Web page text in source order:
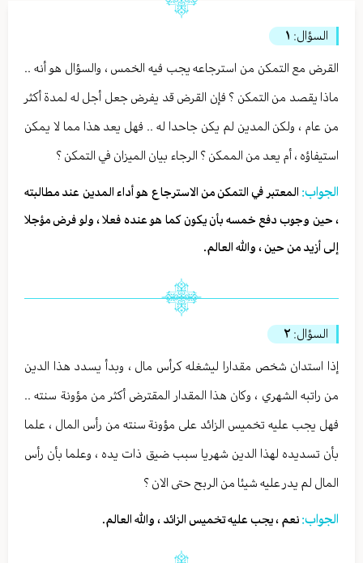
السؤال: ١
القرض مع التمكن من استرجاعه يجب فيه الخمس ، والسؤال هو أنه ..
ماذا يقصد من التمكن ؟ فإن القرض قد يفرض جعل أجل له لمدة أكثر
من عام ، ولكن المدين لم يكن جاحدا له .. فهل يعد هذا مما لا يمكن
استيفاؤه ، أم يعد من الممكن ؟ الرجاء بيان الميزان في التمكن ؟
الجواب: المعتبر في التمكن من الاسترجاع هو أداء المدين عند مطالبته
، حين وجوب دفع خمسه بأن يكون كما هو عنده فعلا ، ولو فرض مؤجلا
إلى أزيد من حين ، والله العالم.
السؤال: ٢
إذا استدان شخص مقدارا ليشغله كرأس مال ، وبدأ يسدد هذا الدين
من راتبه الشهري ، وكان هذا المقدار المقترض أكثر من مؤونة سنته ..
فهل يجب عليه تخميس الزائد على مؤونة سنته من رأس المال ، علما
بأن تسديده لهذا الدين شهريا سبب ضيق ذات يده ، وعلما بأن رأس
المال لم يدر عليه شيئا من الربح حتى الان ؟
الجواب: نعم ، يجب عليه تخميس الزائد ، والله العالم.